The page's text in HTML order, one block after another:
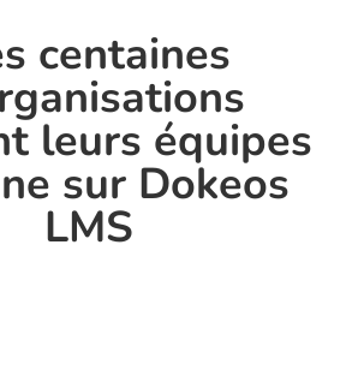
centaines
leurs équipes
sur Dokeos
LMS